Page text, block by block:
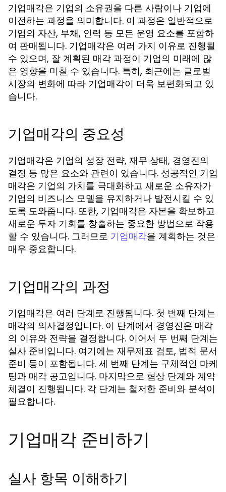
기업매각은 기업의 소유권을 다른 사람이나 기업에
이전하는 과정을 의미합니다. 이 과정은 일반적으로
기업의 자산, 부채, 인력 등 모든 운영 요소를 포함하
여 판매됩니다. 기업매각은 여러 가지 이유로 진행될
수 있으며, 잘 계획된 매각 과정이 기업의 미래에 많
은 영향을 미칠 수 있습니다. 특히, 최근에는 글로벌
시장의 변화에 따라 기업매각이 더욱 보편화되고 있
습니다.
기업매각의 중요성
기업매각은 기업의 성장 전략, 재무 상태, 경영진의
결정 등 많은 요소와 관련이 있습니다. 성공적인 기업
매각은 기업의 가치를 극대화하고 새로운 소유자가
기업의 비즈니스 모델을 유지하거나 발전시킬 수 있
도록 도와줍니다. 또한, 기업매각은 자본을 확보하고
새로운 투자 기회를 창출하는 중요한 방법으로 작용
할 수 있습니다. 그러므로 기업매각을 계획하는 것은
매우 중요합니다.
기업매각의 과정
기업매각은 여러 단계로 진행됩니다. 첫 번째 단계는
매각의 의사결정입니다. 이 단계에서 경영진은 매각
의 이유와 전략을 결정합니다. 이어서 두 번째 단계는
실사 준비입니다. 여기에는 재무제표 검토, 법적 문서
준비 등이 포함됩니다. 세 번째 단계는 구체적인 마케
팅과 매각 공고입니다. 마지막으로 협상 단계와 계약
체결이 진행됩니다. 각 단계는 철저한 준비와 분석이
필요합니다.
기업매각 준비하기
실사 항목 이해하기